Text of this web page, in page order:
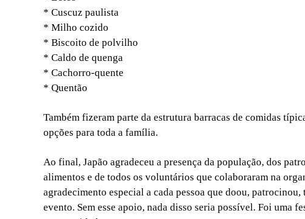
* Cuscuz paulista
* Milho cozido
* Biscoito de polvilho
* Caldo de quenga
* Cachorro-quente
* Quentão
Também fizeram parte da estrutura barracas de comidas
opções para toda a família.
Ao final, Japão agradeceu a presença da população, dos
alimentos e de todos os voluntários que colaboraram na
agradecimento especial a cada pessoa que doou,
evento. Sem esse apoio, nada disso seria possível. Foi uma